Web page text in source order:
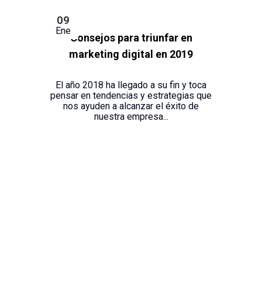
09
Ene
Consejos para triunfar en
marketing digital en 2019
El año 2018 ha llegado a su fin y toca
pensar en tendencias y estrategias que
nos ayuden a alcanzar el éxito de
nuestra empresa...